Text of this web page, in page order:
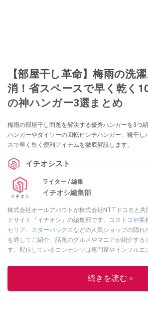
【部屋干し革命】梅雨の洗
消！省スペースで早く乾く
の神ハンガー3選まとめ
梅雨の部屋干し問題を解決する優秀ハンガーを3つ
ハンガーやダイソーの回転ピンチハンガー、靴干し
スで早く乾く便利アイテムを徹底解説します。
イチオシスト
ライター / 編集
イチオシ編集部
株式会社オールアバウトが株式会社NTTドコモと共
ドサイト『イチオシ』の編集部です。
コストコや業
セリア、 スターバックスなどの人気ショップの隠れ
を通してご紹介。話題のグルメやマニアが紹介する
す。配信しているコンテンツは専門家やインフルエ
ニュースでフォロー
続きを読む＞